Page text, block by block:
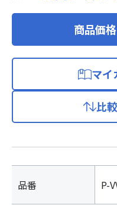
商品価
マイ
比
品番 P-